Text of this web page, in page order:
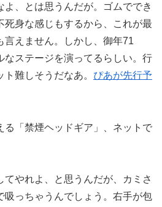
、とは思うんだが。ゴムででき
死身な感じもするから、これが最
言えません。しかし、御年71
なステージを演ってるらしい。行
難しそうだなあ。 ぴあが先行予
る「禁煙ヘッドギア」、ネットで
やれよ、と思うんだが、カミさ
吸っちゃうんでしょう。右手が包